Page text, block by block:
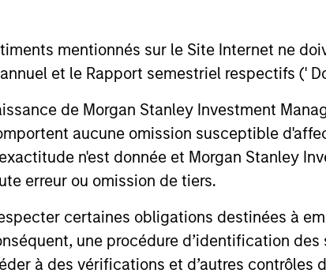
mentionnés sur le Site Internet ne
et le Rapport semestriel respectifs ('
de Morgan Stanley Investment
aucune omission susceptible
n'est donnée et Morgan Stanley
erreur ou omission de tiers.
certaines obligations destinées à
une procédure d’identification
à des vérifications et d’autres contrôles
Sheriff in
Change at the
and may reshape
policy. The Fed may also
side data indicators
traditionally been
explain the relevance
changes.
In The BEAT for Q3
five important themes,
landscape.